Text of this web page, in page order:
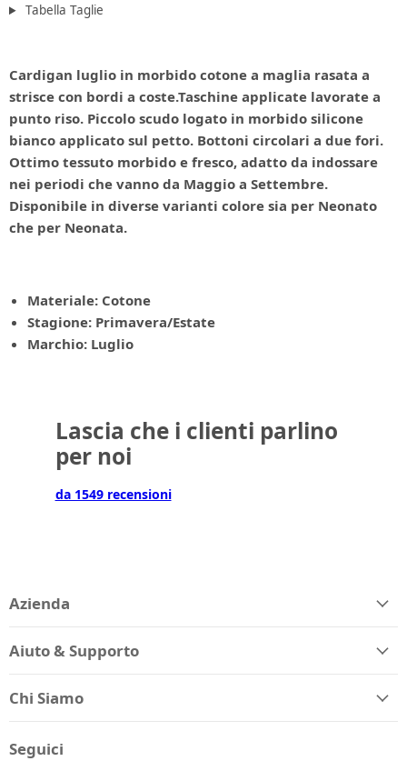
Tabella Taglie
Cardigan luglio in morbido cotone a maglia rasata a
strisce con bordi a coste.Taschine applicate lavorate a
punto riso. Piccolo scudo logato in morbido silicone
bianco applicato sul petto. Bottoni circolari a due fori.
Ottimo tessuto morbido e fresco, adatto da indossare
nei periodi che vanno da Maggio a Settembre.
Disponibile in diverse varianti colore sia per Neonato
che per Neonata.
Materiale: Cotone
Stagione: Primavera/Estate
Marchio: Luglio
Lascia che i clienti parlino
per noi
da 1549 recensioni
Azienda
Aiuto & Supporto
Chi Siamo
Seguici